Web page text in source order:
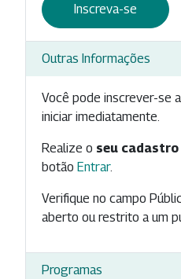
Inscreva-se
Outras Informações
Você pode inscrever-se
iniciar imediatamente.
Realize o seu cadastro
botão Entrar.
Verifique no campo
aberto ou restrito a um
Programas